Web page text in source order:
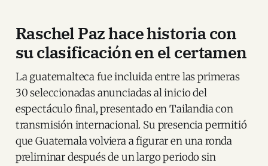
Raschel Paz hace historia con
su clasificación en el certamen
La guatemalteca fue incluida entre las primeras
30 seleccionadas anunciadas al inicio del
espectáculo final, presentado en Tailandia con
transmisión internacional. Su presencia permitió
que Guatemala volviera a figurar en una ronda
preliminar después de un largo periodo sin